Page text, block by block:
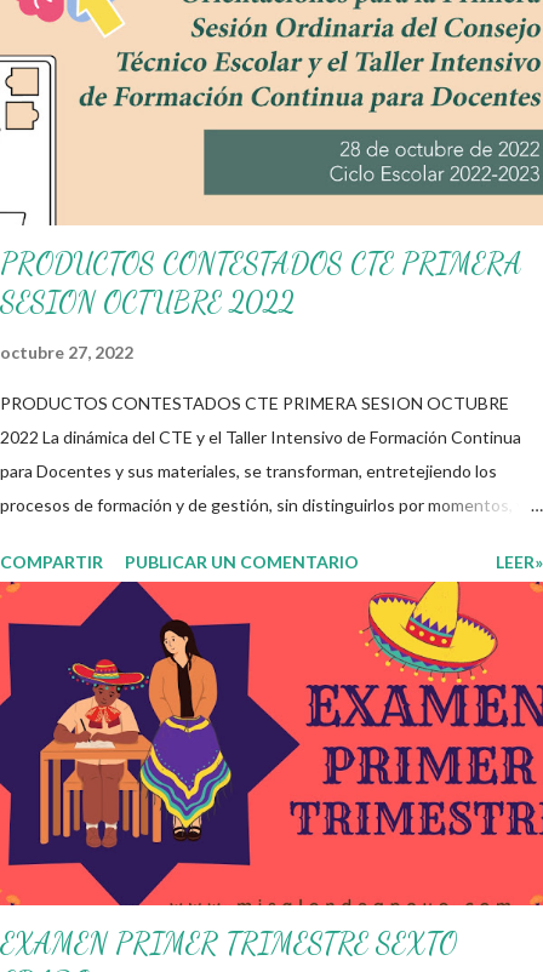
informativos. ☺️ Obtén documento completo aquí 👇👇👇 Juego
Serpientes y Escaleras
PRODUCTOS CONTESTADOS CTE PRIMERA
SESION OCTUBRE 2022
octubre 27, 2022
PRODUCTOS CONTESTADOS CTE PRIMERA SESION OCTUBRE
2022 La dinámica del CTE y el Taller Intensivo de Formación Continua
para Docentes y sus materiales, se transforman, entretejiendo los
procesos de formación y de gestión, sin distinguirlos por momentos, y
genérico y no está diferenciado por niveles educativos. Desde la
flexibilidad en la que se concibe el CTE y en correspondencia con la
Nueva Escuela Mexicana, se propone que el colectivo docente tome
decisiones sobre su organización, la gestión del tiempo acorde a las
necesidades de la escuela y las acciones que decidan emprender para
apropiarse y resignificar el Plan de Estudio dentro y fuera de este
espacio. En esta Primera Sesión Ordinaria se les invita a que
reflexionen y acuerden posibles acciones a realizar colaborativamente
en la escuela y con la comunidad, a fin de atender las problemáticas
identificadas. Compañeros docentes en est...
COMPARTIR PUBLICAR UN COMENTARIO LEER»
EXAMEN PRIMER TRIMESTRE SEXTO